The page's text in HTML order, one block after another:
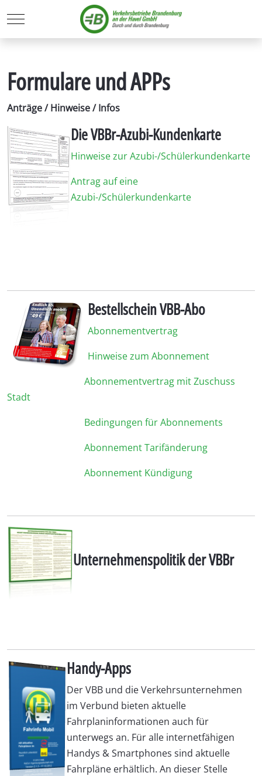
Mobile Menu Toggle
Formulare und APPs
Anträge / Hinweise / Infos
Die VBBr-Azubi-Kundenkarte
Hinweise zur Azubi-/Schülerkundenkarte
Antrag auf eine
Azubi-/Schülerkundenkarte
Bestellschein VBB-Abo
Abonnementvertrag
Hinweise zum Abonnement
Abonnementvertrag mit Zuschuss
Stadt
Bedingungen für Abonnements
Abonnement Tarifänderung
Abonnement Kündigung
Unternehmenspolitik der VBBr
Handy-Apps
Der VBB und die Verkehrsunternehmen
im Verbund bieten aktuelle
Fahrplaninformationen auch für
unterwegs an. Für alle internetfähigen
Handys & Smartphones sind aktuelle
Fahrpläne erhältlich. An dieser Stelle